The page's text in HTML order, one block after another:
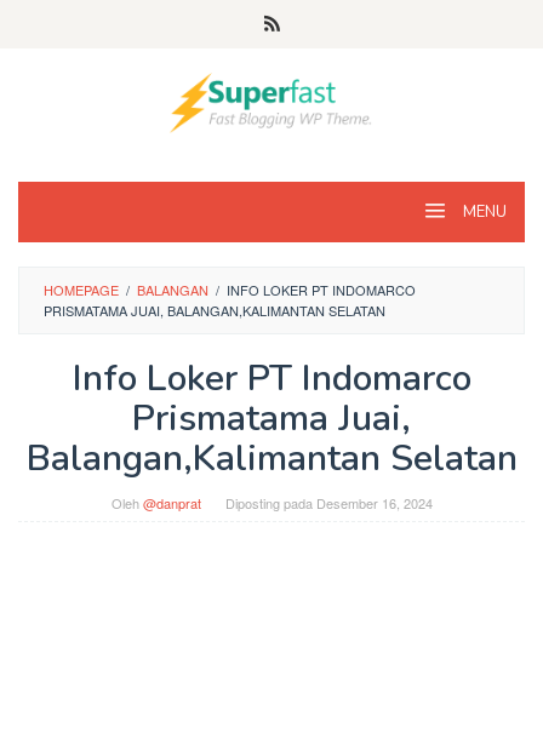
MENU
HOMEPAGE / BALANGAN / INFO LOKER PT INDOMARCO
PRISMATAMA JUAI, BALANGAN,KALIMANTAN SELATAN
Info Loker PT Indomarco
Prismatama Juai,
Balangan,Kalimantan Selatan
Oleh@danprat Diposting pada Desember 16, 2024